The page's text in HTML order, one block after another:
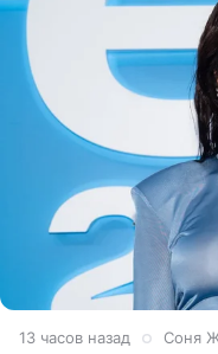
13 часов назад Соня